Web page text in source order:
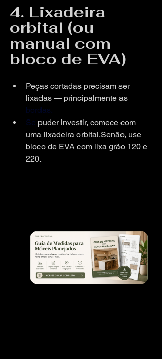
4. Lixadeira
orbital (ou
manual com
bloco de EVA)
Peças cortadas precisam ser
lixadas — principalmente as
bordas.
Se puder investir, comece com
uma lixadeira orbital.Senão, use
bloco de EVA com lixa grão 120 e
220.